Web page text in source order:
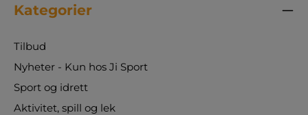
Kategorier
Tilbud
Nyheter - Kun hos Ji Sport
Sport og idrett
Aktivitet, spill og lek